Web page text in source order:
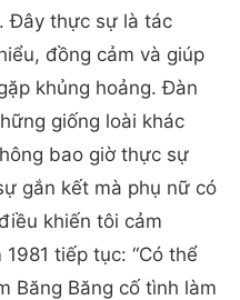
Đây thực sự là tác
đồng cảm và giúp
khủng hoảng. Đàn
giống loài khác
bao giờ thực sự
gắn kết mà phụ nữ có
khiến tôi cảm
tiếp tục: “Có thể
Băng Băng cố tình làm